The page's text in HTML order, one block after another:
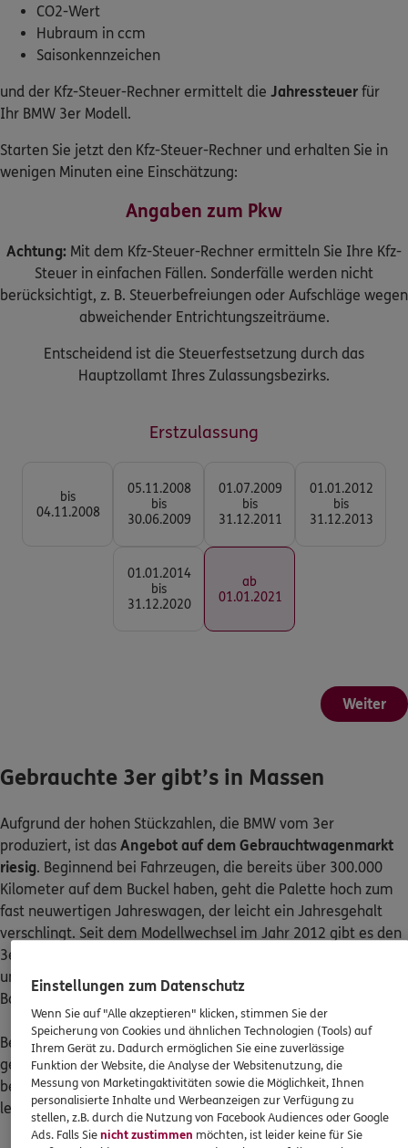
CO2-Wert
Hubraum in ccm
Saisonkennzeichen
und der Kfz-Steuer-Rechner ermittelt die Jahressteuer für
Ihr BMW 3er Modell.
Starten Sie jetzt den Kfz-Steuer-Rechner und erhalten Sie in
wenigen Minuten eine Einschätzung:
Angaben zum Pkw
Achtung: Mit dem Kfz-Steuer-Rechner ermitteln Sie Ihre Kfz-
Steuer in einfachen Fällen. Sonderfälle werden nicht
berücksichtigt, z. B. Steuerbefreiungen oder Aufschläge wegen
abweichender Entrichtungszeiträume.
Entscheidend ist die Steuerfestsetzung durch das
Hauptzollamt Ihres Zulassungsbezirks.
Erstzulassung
bis
04.11.2008
05.11.2008
bis
30.06.2009
01.07.2009
bis
31.12.2011
01.01.2012
bis
31.12.2013
01.01.2014
bis
31.12.2020
ab
01.01.2021
Weiter
Gebrauchte 3er gibt’s in Massen
Aufgrund der hohen Stückzahlen, die BMW vom 3er
produziert, ist das Angebot auf dem Gebrauchtwagenmarkt
riesig. Beginnend bei Fahrzeugen, die bereits über 300.000
Kilometer auf dem Buckel haben, geht die Palette hoch zum
fast neuwertigen Jahreswagen, der leicht ein Jahresgehalt
verschlingt. Seit dem Modellwechsel im Jahr 2012 gibt es den
3er nur noch als Limousine und als Touring (Kombi). Cabrio
und Coupé laufen mittlerweile als neu geschaffene 4er-
Baureihe.
Beim Platzangebot gehören die 3er traditionell nicht zu den
geräumigsten Autos: Auf der Rückbank ist der Platz
beschränkt. Wer Wert auf einen deutlich größeren Innenraum
legt, sollte zur Fließheckvariante GT (Gran Tourismo) greifen.
Einstellungen zum Datenschutz
Wenn Sie auf "Alle akzeptieren" klicken, stimmen Sie der
Speicherung von Cookies und ähnlichen Technologien (Tools) auf
Ihrem Gerät zu. Dadurch ermöglichen Sie eine zuverlässige
Funktion der Website, die Analyse der Websitenutzung, die
Messung von Marketingaktivitäten sowie die Möglichkeit, Ihnen
personalisierte Inhalte und Werbeanzeigen zur Verfügung zu
stellen, z.B. durch die Nutzung von Facebook Audiences oder Google
Ads. Falls Sienicht zustimmen möchten, ist leider keine für Sie